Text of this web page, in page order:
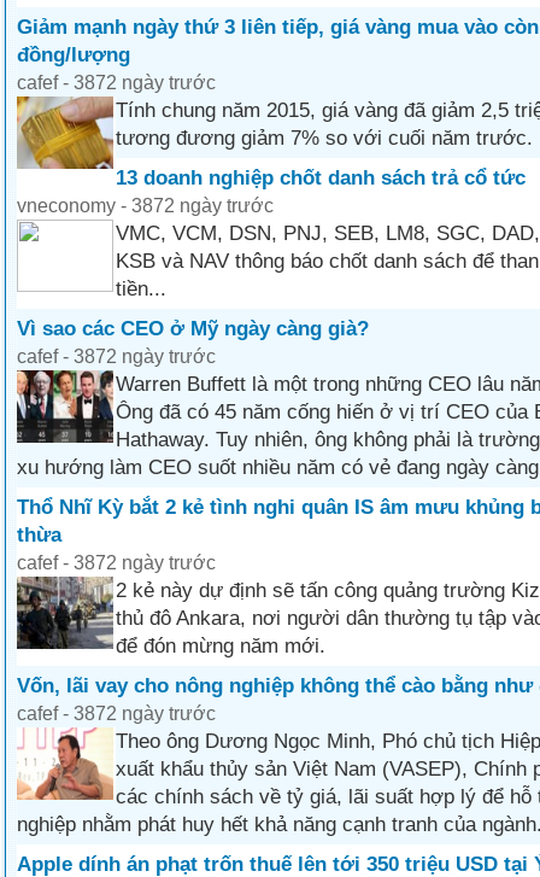
Giảm mạnh ngày thứ 3 liên tiếp, giá vàng mua vào
đồng/lượng
cafef - 3872 ngày trước
Tính chung năm 2015, giá vàng đã giảm 2,5
tương đương giảm 7% so với cuối năm trước.
13 doanh nghiệp chốt danh sách trả cổ tức
vneconomy - 3872 ngày trước
VMC, VCM, DSN, PNJ, SEB, LM8, SGC,
KSB và NAV thông báo chốt danh sách để
tiền...
Vì sao các CEO ở Mỹ ngày càng già?
cafef - 3872 ngày trước
Warren Buffett là một trong những CEO lâu
Ông đã có 45 năm cống hiến ở vị trí CEO của
Hathaway. Tuy nhiên, ông không phải là
xu hướng làm CEO suốt nhiều năm có vẻ đang ngày
Thổ Nhĩ Kỳ bắt 2 kẻ tình nghi quân IS âm mưu khủng
thừa
cafef - 3872 ngày trước
2 kẻ này dự định sẽ tấn công quảng trường
thủ đô Ankara, nơi người dân thường tụ tập
để đón mừng năm mới.
Vốn, lãi vay cho nông nghiệp không thể cào bằng
cafef - 3872 ngày trước
Theo ông Dương Ngọc Minh, Phó chủ tịch
xuất khẩu thủy sản Việt Nam (VASEP), Chính
các chính sách về tỷ giá, lãi suất hợp lý để hỗ
nghiệp nhằm phát huy hết khả năng cạnh tranh của
Apple dính án phạt trốn thuế lên tới 350 triệu USD tại